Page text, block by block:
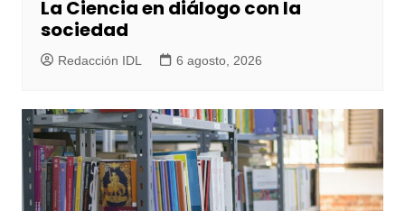
La Ciencia en diálogo con la
sociedad
Redacción IDL 6 agosto, 2026